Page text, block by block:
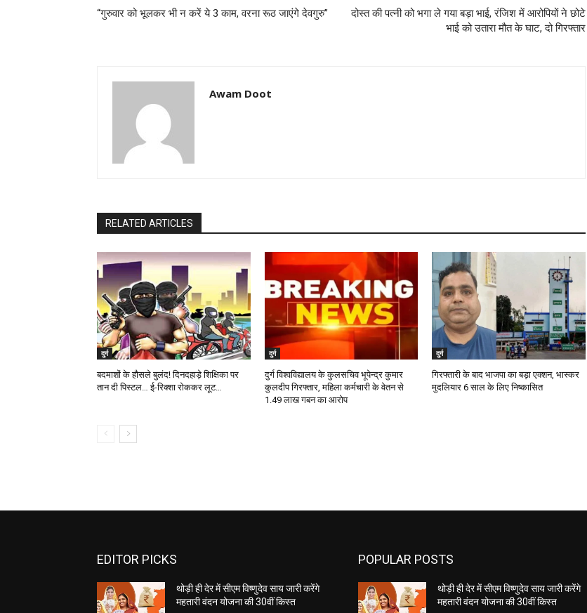
“गुरुवार को भूलकर भी न करें ये 3 काम, वरना रूठ जाएंगे देवगुरु”
दोस्त की पत्नी को भगा ले गया बड़ा भाई, रंजिश में आरोपियों ने छोटे
भाई को उतारा मौत के घाट, दो गिरफ्तार
Awam Doot
RELATED ARTICLES
दुर्ग
बदमाशों के हौसले बुलंद! दिनदहाड़े शिक्षिका पर
तान दी पिस्टल… ई-रिक्शा रोककर लूट…
दुर्ग
दुर्ग विश्वविद्यालय के कुलसचिव भूपेन्द्र कुमार
कुलदीप गिरफ्तार, महिला कर्मचारी के वेतन से
1.49 लाख गबन का आरोप
दुर्ग
गिरफ्तारी के बाद भाजपा का बड़ा एक्शन, भास्कर
मुदलियार 6 साल के लिए निष्कासित
EDITOR PICKS
थोड़ी ही देर में सीएम विष्णुदेव साय जारी करेंगे
महतारी वंदन योजना की 30वीं किस्त
POPULAR POSTS
थोड़ी ही देर में सीएम विष्णुदेव साय जारी करेंगे
महतारी वंदन योजना की 30वीं किस्त